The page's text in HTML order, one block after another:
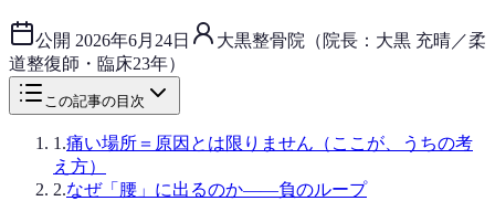
公開 2026年6月24日
大黒整骨院（院長：大黒 充晴／柔
道整復師・臨床23年）
この記事の目次
1 .痛い場所＝原因とは限りません（ここが、うちの考
え方）
2.なぜ「腰」に出るのか——負のループ